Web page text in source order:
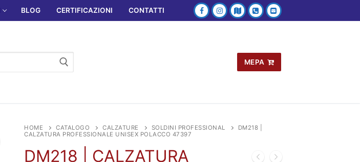
BLOG CERTIFICAZIONI CONTATTI
MEPA
HOME CATALOGO CALZATURE SOLDINI PROFESSIONAL
DM218 |
CALZATURA PROFESSIONALE UNISEX POLACCO 47397
DM218 | CALZATURA